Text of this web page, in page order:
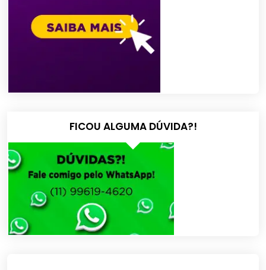
FICOU ALGUMA DÚVIDA?!